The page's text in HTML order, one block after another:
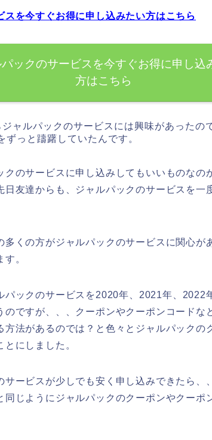
スを今すぐお得に申し込みたい方はこちら
パックのサービスを今すぐお得に申し込
方はこちら
ャルパックのサービスには興味があったの
ずっと躊躇していたんです。
クのサービスに申し込みしてもいいものなの
日友達からも、ジャルパックのサービスを一
多くの方がジャルパックのサービスに関心が
。
パックのサービスを2020年、2021年、2022
のですが、、、クーポンやクーポンコードな
方法があるのでは？と色々とジャルパックの
にしました。
サービスが少しでも安く申し込みできたら、
同じようにジャルパックのクーポンやクーポ